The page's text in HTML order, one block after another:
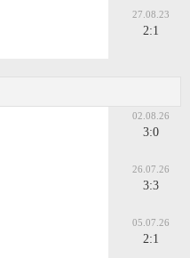
27.08.23
2:1
02.08.26
3:0
26.07.26
3:3
05.07.26
2:1